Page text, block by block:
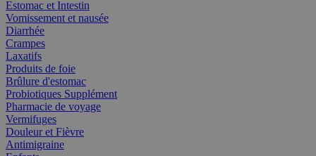
Estomac et Intestin
Vomissement et nausée
Diarrhée
Crampes
Laxatifs
Produits de foie
Brûlure d'estomac
Probiotiques Supplément
Pharmacie de voyage
Vermifuges
Douleur et Fièvre
Antimigraine